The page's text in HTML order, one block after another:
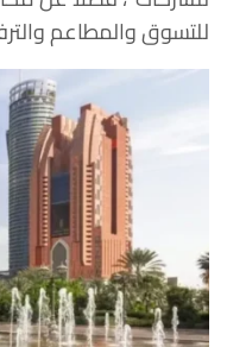
للتسوق والمطاعم